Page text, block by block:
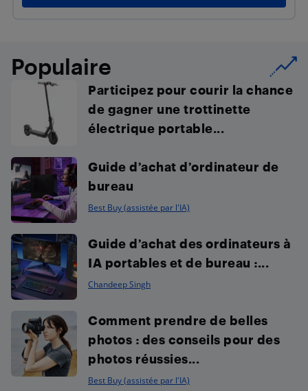
Populaire
Participez pour courir la chance
de gagner une trottinette
électrique portable...
Guide d’achat d’ordinateur de
bureau
Best Buy (assistée par l'IA)
Guide d’achat des ordinateurs à
IA portables et de bureau :...
Chandeep Singh
Comment prendre de belles
photos : des conseils pour des
photos réussies...
Best Buy (assistée par l'IA)